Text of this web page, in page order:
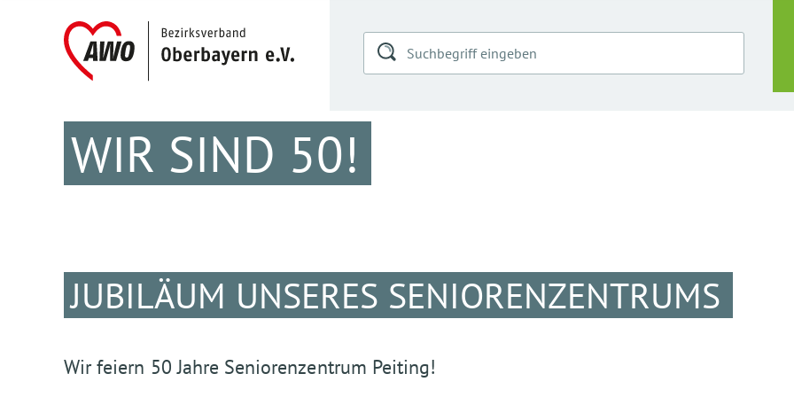
WIR SIND 50!
JUBILÄUM UNSERES SENIORENZENTRUMS
Wir feiern 50 Jahre Seniorenzentrum Peiting!